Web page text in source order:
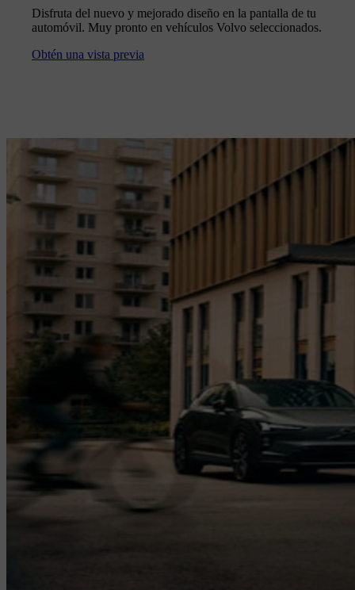
Disfruta del nuevo y mejorado diseño en la pantalla de tu
automóvil. Muy pronto en vehículos Volvo seleccionados.
Obtén una vista previa